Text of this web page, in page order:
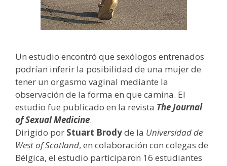
Un estudio encontró que sexólogos entrenados
podrían inferir la posibilidad de una mujer de
tener un orgasmo vaginal mediante la
observación de la forma en que camina. El
estudio fue publicado en la revista The Journal
of Sexual Medicine.
Dirigido por Stuart Brodyde la Universidad de
West of Scotland, en colaboración con colegas de
Bélgica, el estudio participaron 16 estudiantes